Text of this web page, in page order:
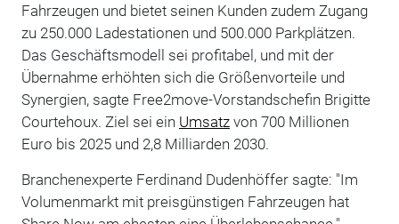
Fahrzeugen und bietet seinen Kunden zudem Zugang
zu 250.000 Ladestationen und 500.000 Parkplätzen.
Das Geschäftsmodell sei profitabel, und mit der
Übernahme erhöhten sich die Größenvorteile und
Synergien, sagte Free2move-Vorstandschefin Brigitte
Courtehoux. Ziel sei ein Umsatzvon 700 Millionen
Euro bis 2025 und 2,8 Milliarden 2030.
Branchenexperte Ferdinand Dudenhöffer sagte: "Im
Volumenmarkt mit preisgünstigen Fahrzeugen hat